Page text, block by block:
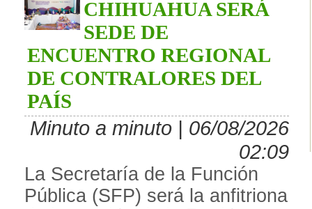
CHIHUAHUA SERÁ
SEDE DE
ENCUENTRO REGIONAL
DE CONTRALORES DEL
PAÍS
Minuto a minuto | 06/08/2026
02:09
La Secretaría de la Función
Pública (SFP) será la anfitriona